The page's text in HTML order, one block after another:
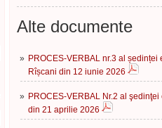
Alte documente
» PROCES-VERBAL nr.3 al
Rîșcani din 12 iunie 2026
» PROCES-VERBAL Nr.2 al
din 21 aprilie 2026